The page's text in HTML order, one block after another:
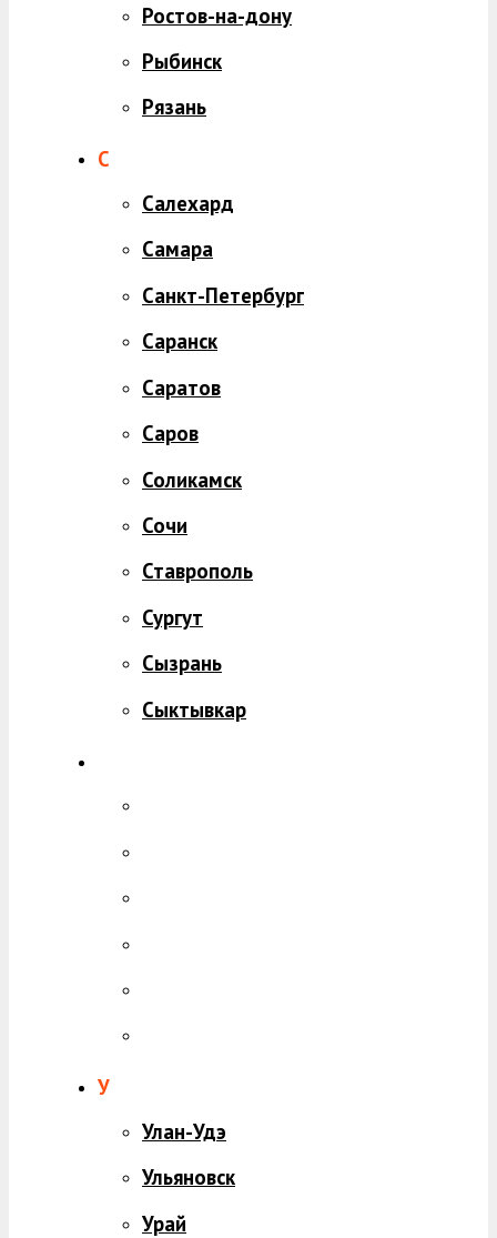
Ростов-на-дону
Рыбинск
Рязань
С
Салехард
Самара
Санкт-Петербург
Саранск
Саратов
Саров
Соликамск
Сочи
Ставрополь
Сургут
Сызрань
Сыктывкар
У
Улан-Удэ
Ульяновск
Урай